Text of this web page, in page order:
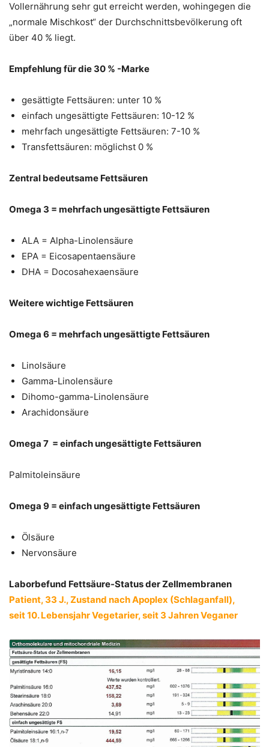
Vollernährung sehr gut erreicht werden, wohingegen die
„normale Mischkost“ der Durchschnittsbevölkerung oft
über 40 % liegt.
Empfehlung für die 30 % -Marke
gesättigte Fettsäuren: unter 10 %
einfach ungesättigte Fettsäuren: 10-12 %
mehrfach ungesättigte Fettsäuren: 7-10 %
Transfettsäuren: möglichst 0 %
Zentral bedeutsame Fettsäuren
Omega 3 = mehrfach ungesättigte Fettsäuren
ALA = Alpha-Linolensäure
EPA = Eicosapentaensäure
DHA = Docosahexaensäure
Weitere wichtige Fettsäuren
Omega 6 = mehrfach ungesättigte Fettsäuren
Linolsäure
Gamma-Linolensäure
Dihomo-gamma-Linolensäure
Arachidonsäure
Omega 7 = einfach ungesättigte Fettsäuren
Palmitoleinsäure
Omega 9 = einfach ungesättigte Fettsäuren
Ölsäure
Nervonsäure
Laborbefund Fettsäure-Status der Zellmembranen
Patient, 33 J., Zustand nach Apoplex (Schlaganfall),
seit 10. Lebensjahr Vegetarier, seit 3 Jahren Veganer